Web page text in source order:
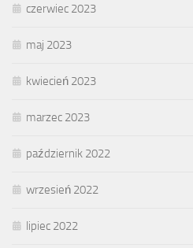
czerwiec 2023
maj 2023
kwiecień 2023
marzec 2023
październik 2022
wrzesień 2022
lipiec 2022